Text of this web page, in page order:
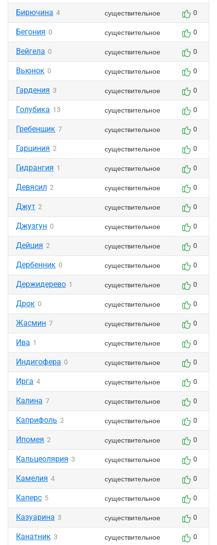
Бирючина 4 существительное 0
Бегония 0 существительное 0
Вейгела 0 существительное 0
Вьюнок 0 существительное 0
Гардения 3 существительное 0
Голубика 13 существительное 0
Гребенщик 7 существительное 0
Гарциния 2 существительное 0
Гидрангия 1 существительное 0
Девясил 2 существительное 0
Джут 2 существительное 0
Джузгун 0 существительное 0
Дейция 2 существительное 0
Дербенник 0 существительное 0
Держидерево 1 существительное 0
Дрок 0 существительное 0
Жасмин 7 существительное 0
Ива 1 существительное 0
Индигофера 0 существительное 0
Ирга 4 существительное 0
Калина 7 существительное 0
Каприфоль 2 существительное 0
Ипомея 2 существительное 0
Кальцеолярия 3 существительное 0
Камелия 4 существительное 0
Каперс 5 существительное 0
Казуарина 3 существительное 0
Канатник 3 существительное 0